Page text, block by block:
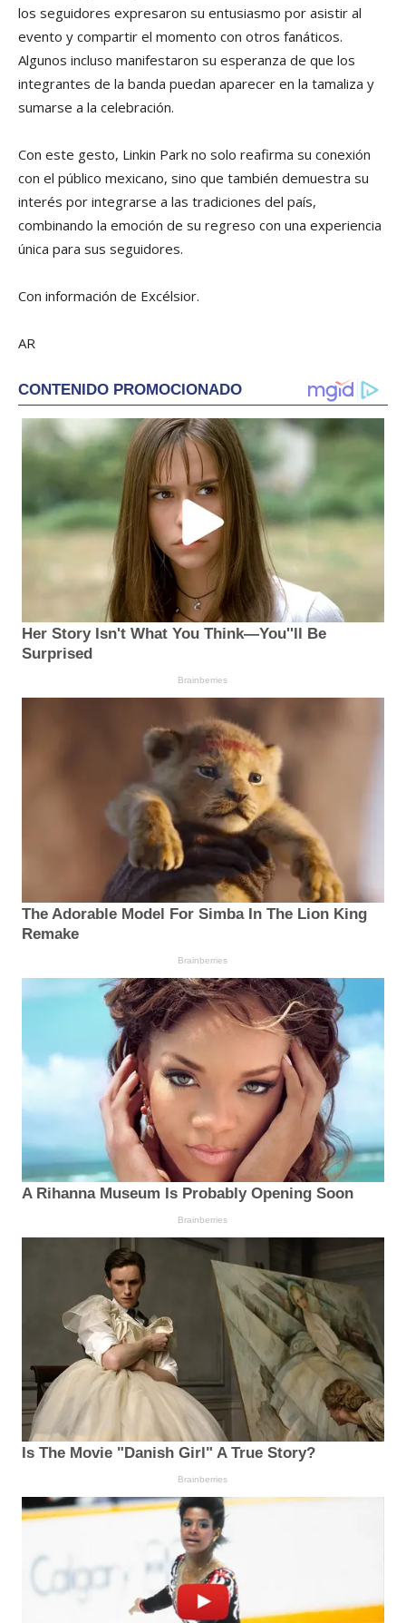
los seguidores expresaron su entusiasmo por asistir al
evento y compartir el momento con otros fanáticos.
Algunos incluso manifestaron su esperanza de que los
integrantes de la banda puedan aparecer en la tamaliza y
sumarse a la celebración.
Con este gesto, Linkin Park no solo reafirma su conexión
con el público mexicano, sino que también demuestra su
interés por integrarse a las tradiciones del país,
combinando la emoción de su regreso con una experiencia
única para sus seguidores.
Con información de Excélsior.
AR